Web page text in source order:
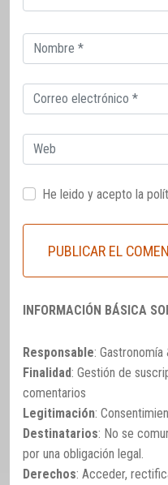
Correo
electrónico
Correo
electrónico
Web
He leido y acepto la
INFORMACIÓN BÁSICA
Responsable: Gastronomía
Finalidad: Gestión de
comentarios
Legitimación:
Destinatarios: No se
por una obligación legal.
Derechos: Acceder,